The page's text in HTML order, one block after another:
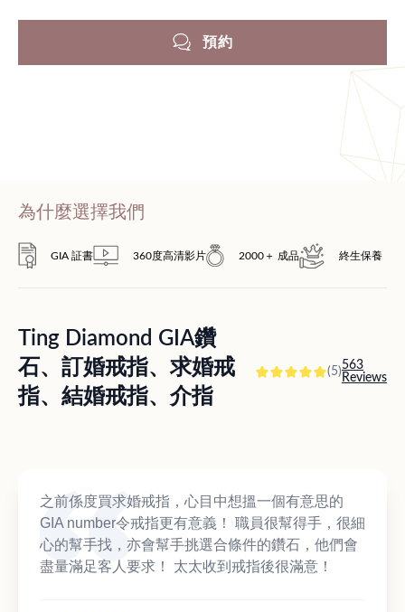
預約
為什麼選擇我們
GIA 証書 360度高清影片 2000＋ 成品 終生保養
Ting Diamond GIA鑽
石、訂婚戒指、求婚戒
指、結婚戒指、介指
(5)563
Reviews
之前係度買求婚戒指，心目中想搵一個有意思的
GIA number令戒指更有意義！ 職員很幫得手，很細
心的幫手找，亦會幫手挑選合條件的鑽石，他們會
盡量滿足客人要求！ 太太收到戒指後很滿意！